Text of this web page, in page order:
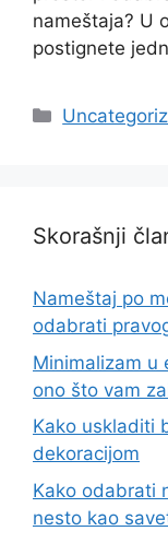
nameštaja? U
postignete
Categories
Skorašnji
Nameštaj po
odabrati
Minimalizam u
ono što vam
Kako uskladiti
dekoracijom
Kako odabrati
nesto kao